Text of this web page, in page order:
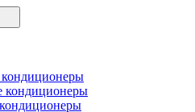
кондиционеры